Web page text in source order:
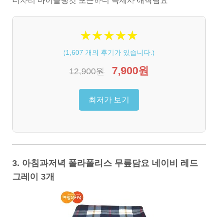
★★★★★
★★★★★
(1,607 개의 후기가 있습니다.)
12,900원 7,900원
최저가 보기
3. 아침과저녁 폴라폴리스 무릎담요 네이비 레드
그레이 3개